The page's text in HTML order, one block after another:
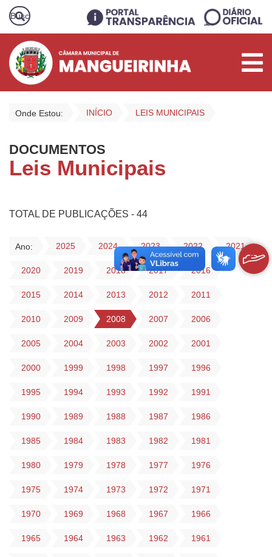
Onde Estou: INÍCIO LEIS MUNICIPAIS
DOCUMENTOS
Leis Municipais
TOTAL DE PUBLICAÇÕES - 44
Ano: 2025 2024 2023 2022 2021
2020 2019 2018 2017 2016
2015 2014 2013 2012 2011
2010 2009 2008 2007 2006
2005 2004 2003 2002 2001
2000 1999 1998 1997 1996
1995 1994 1993 1992 1991
1990 1989 1988 1987 1986
1985 1984 1983 1982 1981
1980 1979 1978 1977 1976
1975 1974 1973 1972 1971
1970 1969 1968 1967 1966
1965 1964 1963 1962 1961